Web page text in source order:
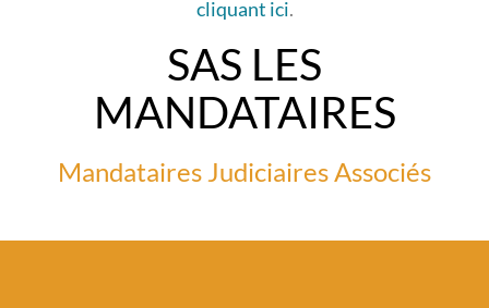
cliquant ici.
SAS LES
MANDATAIRES
Mandataires Judiciaires Associés